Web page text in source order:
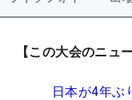
【この大会のニュ
日本が4年